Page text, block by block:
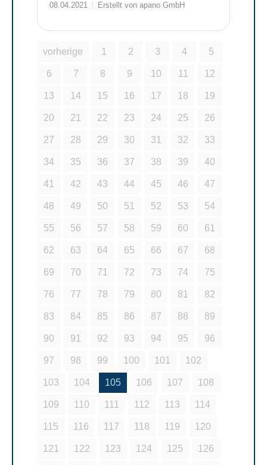
08.04.2021 Erstellt von apano GmbH
vorherige 1 2 3 4 5
6 7 8 9 10 11 12
13 14 15 16 17 18 19
20 21 22 23 24 25 26
27 28 29 30 31 32 33
34 35 36 37 38 39 40
41 42 43 44 45 46 47
48 49 50 51 52 53 54
55 56 57 58 59 60 61
62 63 64 65 66 67 68
69 70 71 72 73 74 75
76 77 78 79 80 81 82
83 84 85 86 87 88 89
90 91 92 93 94 95 96
97 98 99 100 101 102
103 104 105 106 107 108
109 110 111 112 113 114
115 116 117 118 119 120
121 122 123 124 125 126